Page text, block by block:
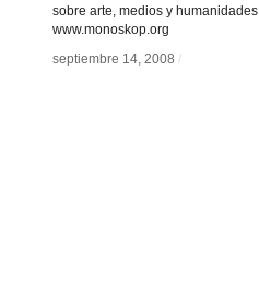
sobre arte, medios y humanidades.
www.monoskop.org
septiembre 14, 2008 /
septiembre 14, 2008 /